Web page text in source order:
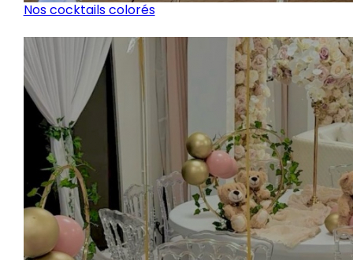
Nos cocktails colorés